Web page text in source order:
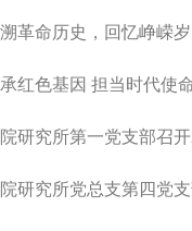
革命历史，回忆峥嵘
红色基因 担当时代使
研究所第一党支部召
研究所党总支第四党